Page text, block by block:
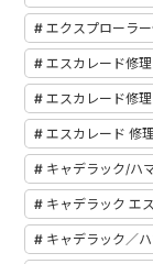
エクスプローラ
エスカレード修理
エスカレード修
エスカレード 修
キャデラック/ハ
キャデラック エ
キャデラック／